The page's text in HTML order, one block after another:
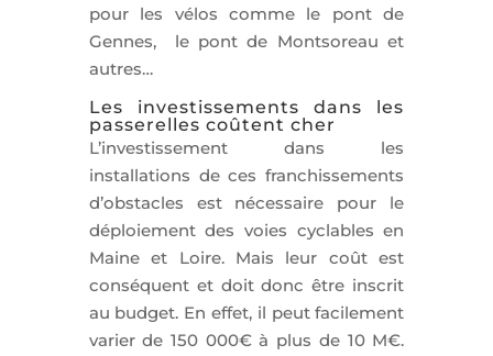
pour les vélos comme le pont de
Gennes, le pont de Montsoreau et
autres…
Les investissements dans les
passerelles coûtent cher
L’investissement dans les
installations de ces franchissements
d’obstacles est nécessaire pour le
déploiement des voies cyclables en
Maine et Loire. Mais leur coût est
conséquent et doit donc être inscrit
au budget. En effet, il peut facilement
varier de 150 000€ à plus de 10 M€.